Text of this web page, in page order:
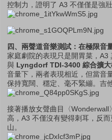
控制力，證明了 A3 不僅僅是強
四、兩聲道音樂測試：在極限音
家庭劇院的表現只是開胃菜，A3
與 Lyngdorf TDI-3400 綜合擴大
音量下，兩者表現相近，但當音
保持寬闊、穩定、毫不緊繃。吉
接著播放女聲曲目〈
高，A3 不僅沒有變得刺耳，反
山。